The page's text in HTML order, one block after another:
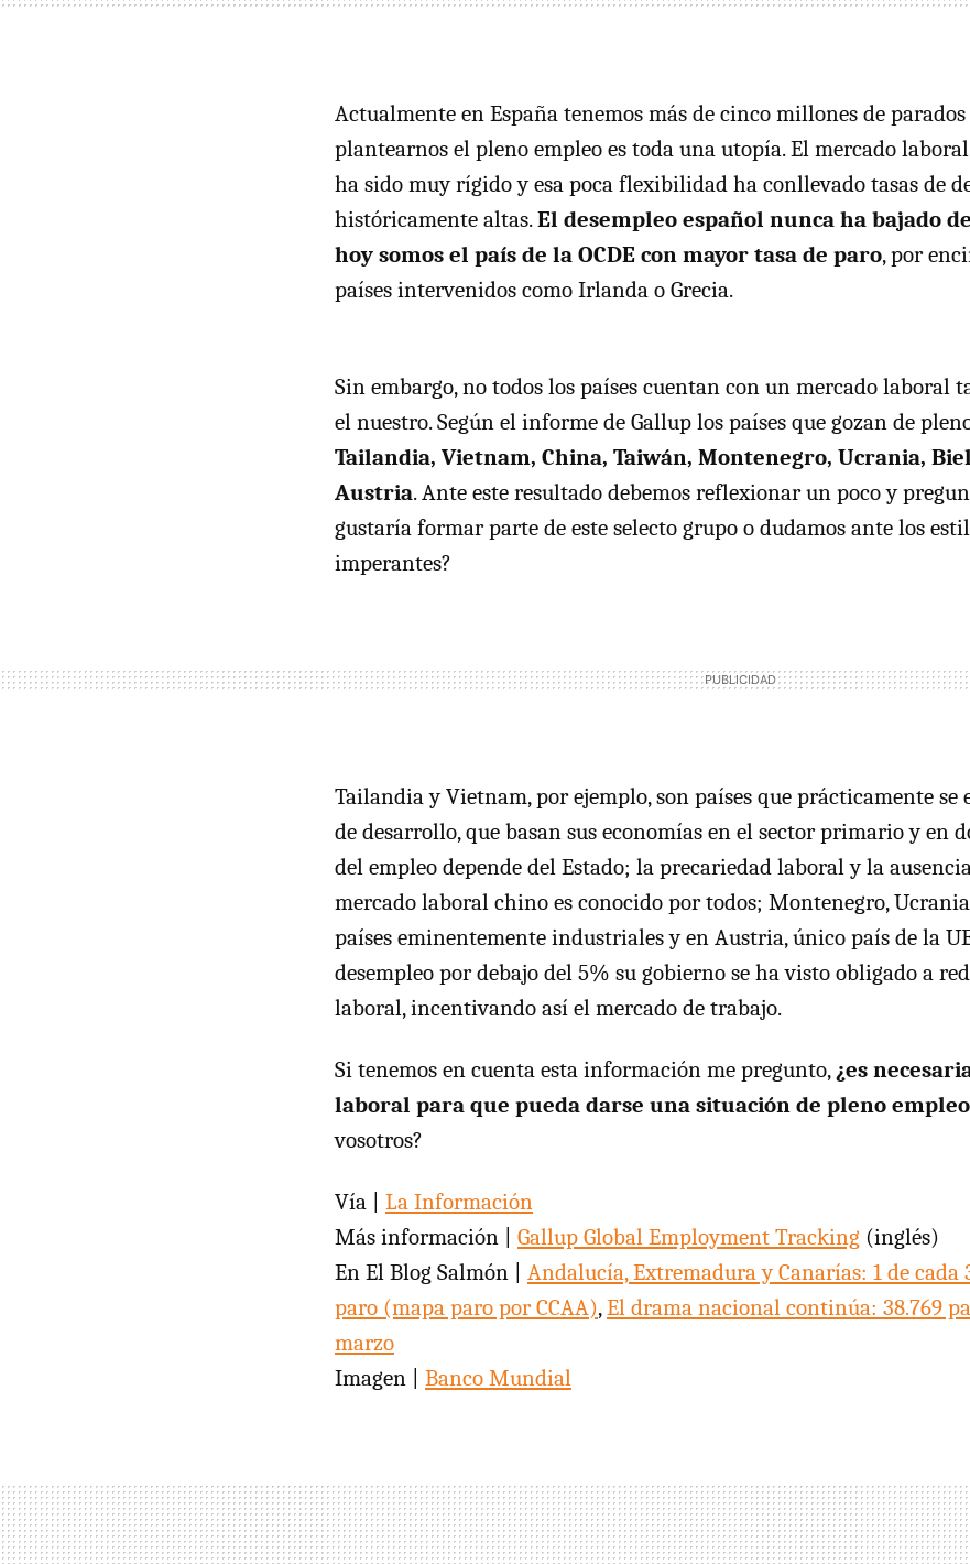
Actualmente en España tenemos más de cinco millones de
plantearnos el pleno empleo es toda una utopía. El mercado
ha sido muy rígido y esa poca flexibilidad ha conllevado tasas de
históricamente altas.El desempleo español nunca ha bajado
hoy somos el país de la OCDE con mayor tasa de paro, por
países intervenidos como Irlanda o Grecia.
Sin embargo, no todos los países cuentan con un mercado laboral
el nuestro. Según el informe de Gallup los países que gozan de
Tailandia, Vietnam, China, Taiwán, Montenegro, Ucrania,
Austria. Ante este resultado debemos reflexionar un poco y
gustaría formar parte de este selecto grupo o dudamos ante los
imperantes?
Tailandia y Vietnam, por ejemplo, son países que prácticamente se
de desarrollo, que basan sus economías en el sector primario y en
del empleo depende del Estado; la precariedad laboral y la
mercado laboral chino es conocido por todos; Montenegro,
países eminentemente industriales y en Austria, único país de la
desempleo por debajo del 5% su gobierno se ha visto obligado a
laboral, incentivando así el mercado de trabajo.
Si tenemos en cuenta esta información me pregunto, ¿es
laboral para que pueda darse una situación de pleno
vosotros?
Vía | La Información
Más información | Gallup Global Employment Tracking (inglés)
En El Blog Salmón | Andalucía, Extremadura y Canarías: 1 de cada
paro (mapa paro porCCAA),El drama nacional continúa: 38.769
marzo
Imagen | Banco Mundial